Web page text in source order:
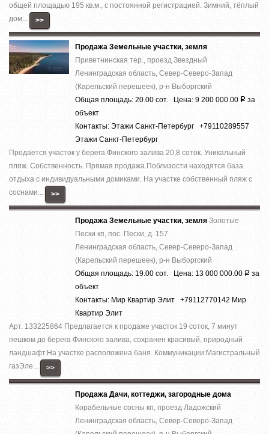
общей площадью 195 кв.м., с постоянной регистрацией. Зимний, тёплый
дом...
>>
Продажа Земельные участки, земля
Приветнинская тер., проезд Звездный
Ленинградская область, Север-Северо-Запад
(Карельский перешеек), р-н Выборгский
Общая площадь: 20.00 сот. Цена: 9 200 000.00 Р за
объект
Контакты: Этажи Санкт-Петербург +79110289557
Этажи Санкт-Петербург
Продается участок у берега Финского залива 20,8 соток. Уникальный
пляж. Собственность. Прямая продажа.Поблизости находятся база
отдыха с индивидуальными домиками. На участке собственный пляж с
соснами...
>>
Продажа Земельные участки, земля Золотые
Пески кп, пос. Пески, д. 157
Ленинградская область, Север-Северо-Запад
(Карельский перешеек), р-н Выборгский
Общая площадь: 19.00 сот. Цена: 13 000 000.00 Р за
объект
Контакты: Мир Квартир Элит +79112770142 Мир
Квартир Элит
Арт. 133225864 Предлагается к продаже участок 19 соток, 7 минут
пешком до берега Финского залива, сохранен красивый, природный
ландшафт.На участке расположена баня. Коммуникации:Магистральный
газЭле...
>>
Продажа Дачи, коттеджи, загородные дома
Корабельные сосны кп, проезд Ладожский
Ленинградская область, Север-Северо-Запад